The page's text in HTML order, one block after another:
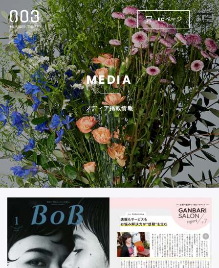
ECページ
MEDIA
メディア掲載情報
TOP
PRODUCTS
WELLBEING REPORT
FOR SALON
COMPANY
CONTACT